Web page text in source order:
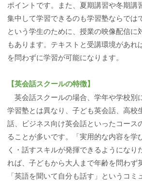
ポイントです。また、夏期講習や冬期講
集中して学習できるのも学習塾ならでは
という学生のために、授業の映像配信に
もあります。テキストと受講環境があれ
を問わずに学習が可能になります。
【英会話スクールの特徴】
英会話スクールの場合、学年や学校別
学習塾とは異なり、子ども英会話、高校
話、ビジネス向け英会話といったコース
ることが多いです。「実用的な内容を学
く・話すスキルが発揮できるようになり
れば、子どもから大人まで年齢を問わず
「英語を聞いて自分も話す」というコミ